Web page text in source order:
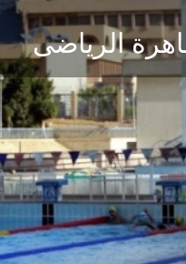
الرياضى